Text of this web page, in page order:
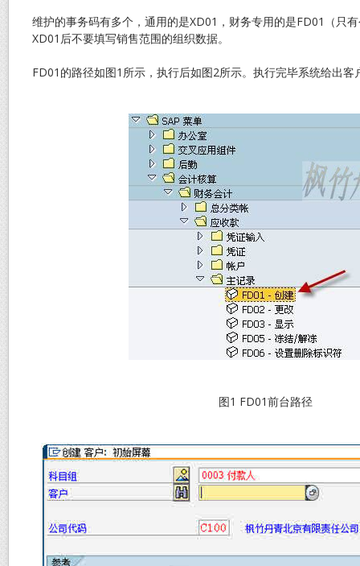
维护的事务码有多个，通用的是XD01，财务专用的是FD01（只
XD01后不要填写销售范围的组织数据。
FD01的路径如图1所示，执行后如图2所示。执行完毕系统给出
图1 FD01前台路径